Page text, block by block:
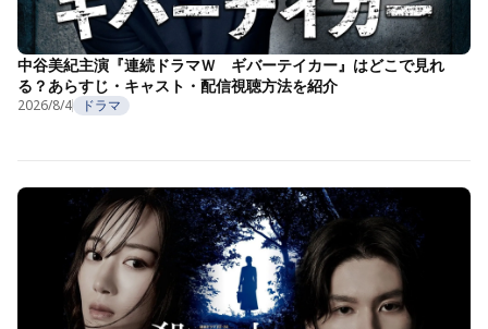
中谷美紀主演『連続ドラマＷ ギバーテイカー』はどこで見れ
る？あらすじ・キャスト・配信視聴方法を紹介
2026/8/4 ドラマ